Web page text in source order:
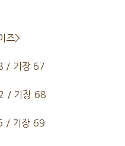
즈>
/ 기장 67
/ 기장 68
/ 기장 69